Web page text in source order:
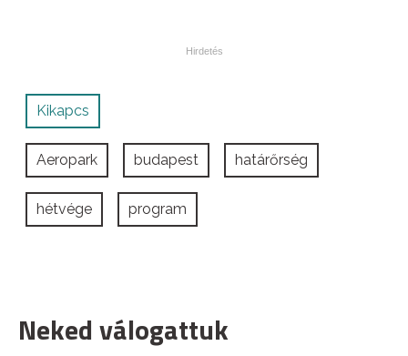
Kikapcs
Aeropark budapest határőrség
hétvége program
Neked válogattuk